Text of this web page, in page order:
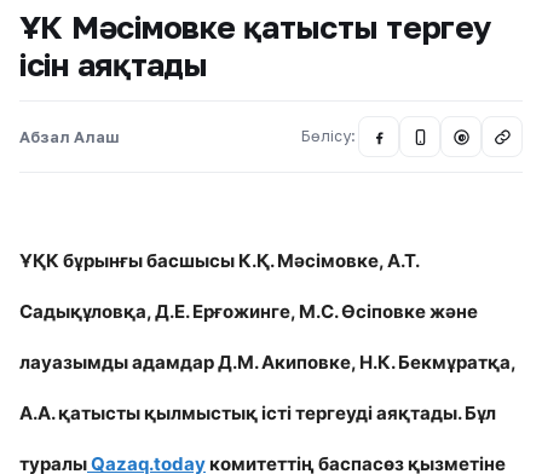
ҰҚК Мәсімовке қатысты тергеу
ісін аяқтады
Абзал Алаш Бөлісу: @
ҰҚК бұрынғы басшысы К.Қ. Мәсімовке, А.Т.
Садықұловқа, Д.Е. Ерғожинге, М.С. Өсіповке және
лауазымды адамдар Д.М. Акиповке, Н.К. Бекмұратқа,
А.А. қатысты қылмыстық істі тергеуді аяқтады. Бұл
туралыQazaq.todayкомитеттің баспасөз қызметіне